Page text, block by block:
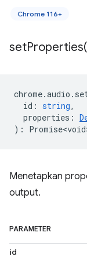
Chrome 116+
setProperties(
chrome.audio .
id : string,
properties :
) :
Menetapkan
output.
PARAMETER
id